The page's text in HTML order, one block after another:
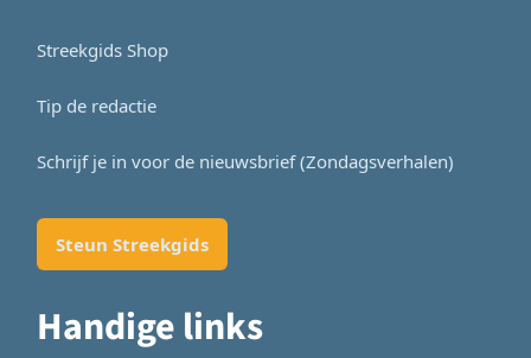
Streekgids Shop
Tip de redactie
Schrijf je in voor de nieuwsbrief (Zondagsverhalen)
Steun Streekgids
Handige links